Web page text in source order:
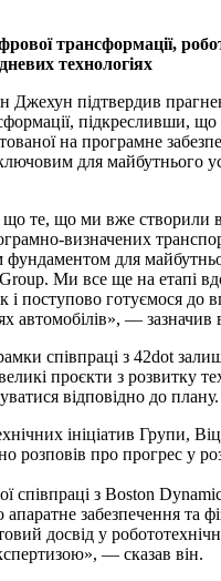
трансформації,
технологіях
Джехун підтвердив
підкресливши, що
на програмне
для майбутнього
те, що ми вже створили в
визначених
фундаментом для
Ми все ще на етапі
і поступово готуємося до
автомобілів», — зазначив
співпраці з 42dot
проєкти з розвитку
відповідно до плану.
ініціатив Групи,
розповів про прогрес у
співпраці з Boston
забезпечення та
досвід у
— сказав він.